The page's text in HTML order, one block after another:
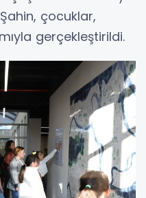
çocuklar,
gerçekleştirildi.